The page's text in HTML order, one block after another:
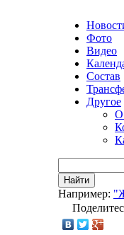
Фото
Видео
Состав
Другое
О
Найти
Например: